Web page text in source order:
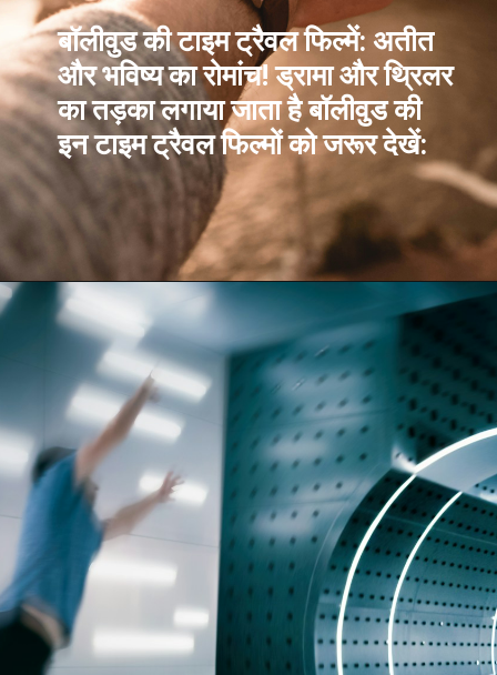
बॉलीवुड की टाइम ट्रैवल फिल्में: अतीत
और भविष्य का रोमांच! ड्रामा और थ्रिलर
का तड़का लगाया जाता है बॉलीवुड की
इन टाइम ट्रैवल फिल्मों को जरूर देखें: